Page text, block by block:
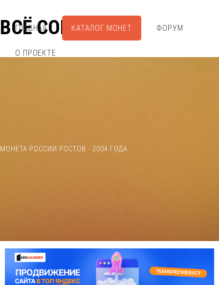
ВСЁ СОБРАЛ
ГЛАВНАЯ КАТАЛОГ МОНЕТ ФОРУМ
О ПРОЕКТЕ
МОНЕТА РОССИИ РОСТОВ - 2004 ГОДА